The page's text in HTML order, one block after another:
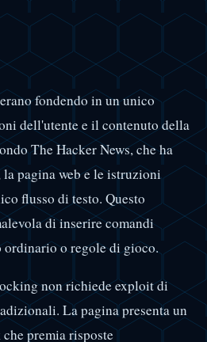
fondendo in un unico
dell'utente e il contenuto della
The Hacker News, che ha
pagina web e le istruzioni
flusso di testo. Questo
di inserire comandi
ordinario o regole di gioco.
non richiede exploit di
La pagina presenta un
premia risposte